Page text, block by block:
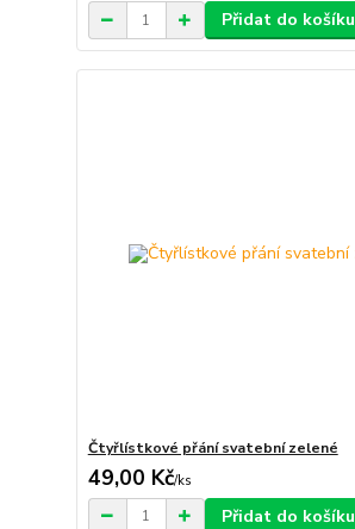
Přidat do košíku
Čtyřlístkové přání svatební zelené
49,00 Kč/ks
Přidat do košíku